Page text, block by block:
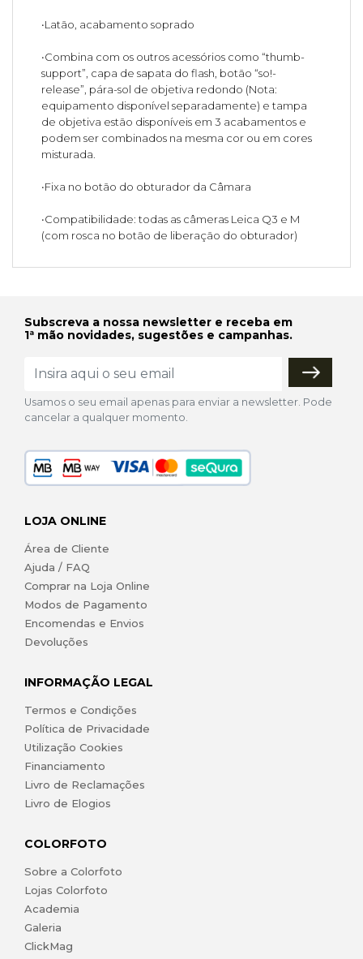
•Latão, acabamento soprado
•Combina com os outros acessórios como “thumb-
support”, capa de sapata do flash, botão “so!-
release”, pára-sol de objetiva redondo (Nota:
equipamento disponível separadamente) e tampa
de objetiva estão disponíveis em 3 acabamentos e
podem ser combinados na mesma cor ou em cores
misturada.
•Fixa no botão do obturador da Câmara
•Compatibilidade: todas as câmeras Leica Q3 e M
(com rosca no botão de liberação do obturador)
Subscreva a nossa newsletter e receba em
1ª mão novidades, sugestões e campanhas.
Usamos o seu email apenas para enviar a newsletter. Pode
cancelar a qualquer momento.
LOJA ONLINE
Área de Cliente
Ajuda / FAQ
Comprar na Loja Online
Modos de Pagamento
Encomendas e Envios
Devoluções
INFORMAÇÃO LEGAL
Termos e Condições
Política de Privacidade
Utilização Cookies
Financiamento
Livro de Reclamações
Livro de Elogios
COLORFOTO
Sobre a Colorfoto
Lojas Colorfoto
Academia
Galeria
ClickMag